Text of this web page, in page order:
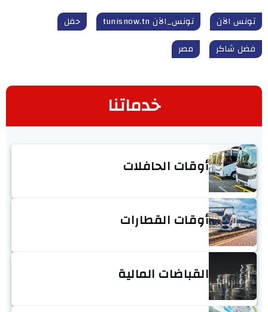
تونس الآن تونس_الآن tunisnow.tn
حفل
فضل شاكر
مصر
خدماتنا
أوقات الحافلات
أوقات القطارات
القباضات المالية